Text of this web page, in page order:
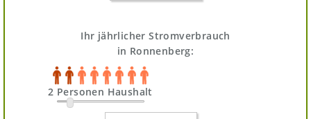
Ihr jährlicher Stromverbrauch
in Ronnenberg:
2 Personen Haushalt